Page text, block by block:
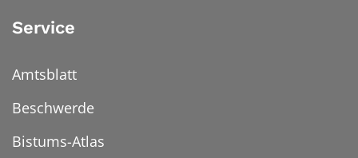
Service
Amtsblatt
Beschwerde
Bistums-Atlas